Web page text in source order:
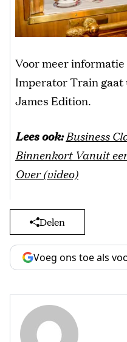
Voor meer
Imperator Train gaat
James Edition.
Lees ook: Business
Binnenkort Vanuit
Over (video)
Delen
Voeg ons toe als